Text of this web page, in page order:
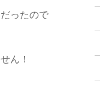
ったので
ん！